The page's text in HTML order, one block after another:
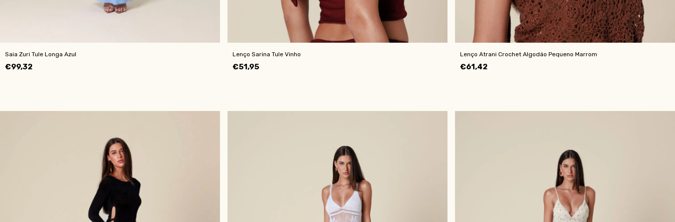
Saia Zuri Tule Longa Azul
€99,32
Lenço Sarina Tule Vinho
€51,95
Lenço Atrani Crochet Algodáo Pequeno Marrom
€61,42